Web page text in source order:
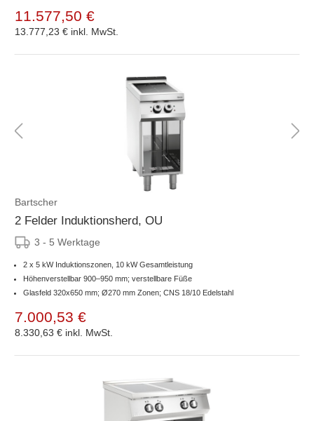
11.577,50 €
13.777,23 € inkl. MwSt.
Bartscher
2 Felder Induktionsherd, OU
3 - 5 Werktage
2 x 5 kW Induktionszonen, 10 kW Gesamtleistung
Höhenverstellbar 900–950 mm; verstellbare Füße
Glasfeld 320x650 mm; Ø270 mm Zonen; CNS 18/10 Edelstahl
7.000,53 €
8.330,63 € inkl. MwSt.